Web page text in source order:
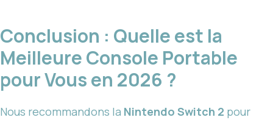
Conclusion : Quelle est la
Meilleure Console Portable
pour Vous en 2026 ?
Nous recommandons la Nintendo Switch 2 pour